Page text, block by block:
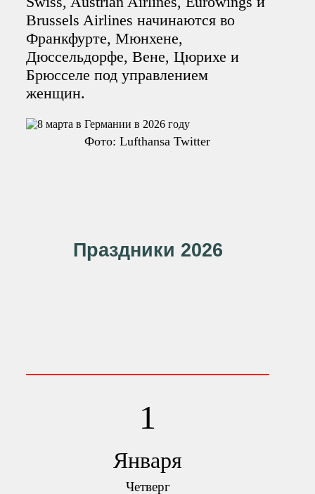
Brussels Airlines начинаются во
Франкфурте, Мюнхене,
Дюссельдорфе, Вене, Цюрихе и
Брюсселе под управлением
женщин.
Фото: Lufthansa Twitter
Праздники 2026
1
Января
Четверг